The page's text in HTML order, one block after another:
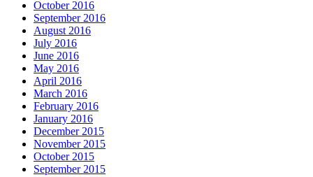
October 2016
September 2016
August 2016
July 2016
June 2016
May 2016
April 2016
March 2016
February 2016
January 2016
December 2015
November 2015
October 2015
September 2015